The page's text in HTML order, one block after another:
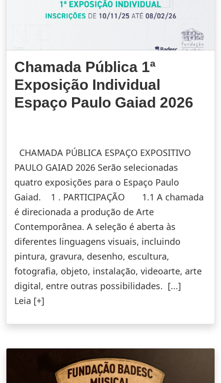
Chamada Pública 1ª
Exposição Individual
Espaço Paulo Gaiad 2026
CHAMADA PÚBLICA ESPAÇO EXPOSITIVO
PAULO GAIAD 2026 Serão selecionadas
quatro exposições para o Espaço Paulo
Gaiad. 1 . PARTICIPAÇÃO 1.1 A chamada
é direcionada a produção de Arte
Contemporânea. A seleção é aberta às
diferentes linguagens visuais, incluindo
pintura, gravura, desenho, escultura,
fotografia, objeto, instalação, videoarte, arte
digital, entre outras possibilidades. [...]
Leia [+]